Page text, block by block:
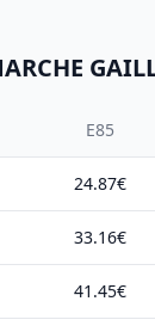
E85
24.87€
33.16€
41.45€